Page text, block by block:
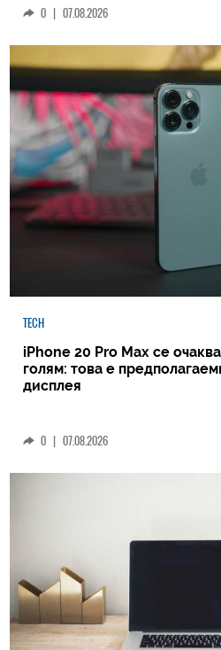
0 | 07.08.2026
TECH
iPhone 20 Pro Max се
голям: това е
дисплея
0 | 07.08.2026